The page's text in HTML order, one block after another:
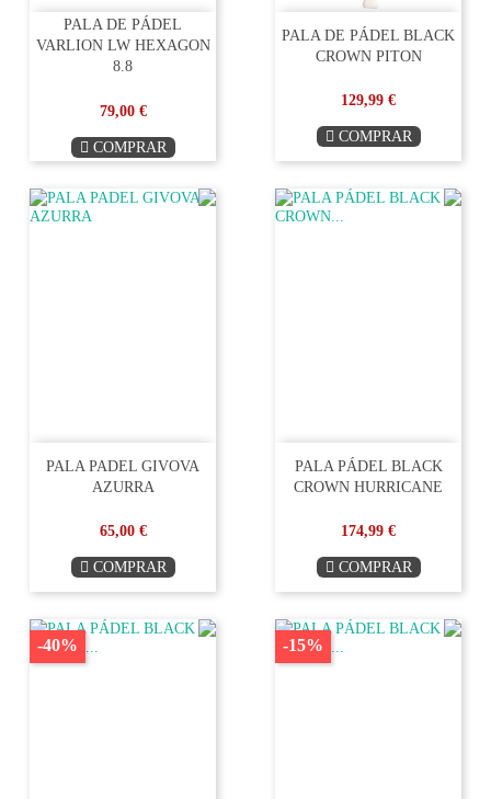
PALA DE PÁDEL
VARLION LW HEXAGON
8.8
79,00 €
COMPRAR
PALA DE PÁDEL BLACK
CROWN PITON
129,99 €
COMPRAR
PALA PADEL GIVOVA
AZURRA
65,00 €
COMPRAR
PALA PÁDEL BLACK
CROWN HURRICANE
174,99 €
COMPRAR
-40% -15%